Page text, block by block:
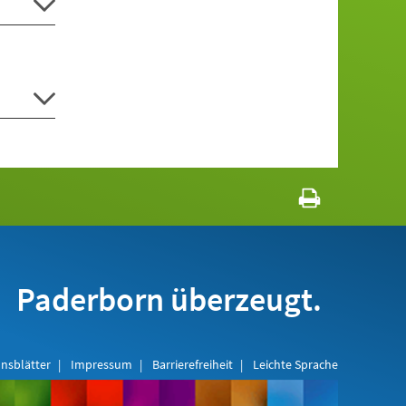
Paderborn überzeugt.
Impressum Barrierefreiheit Leichte Sprache